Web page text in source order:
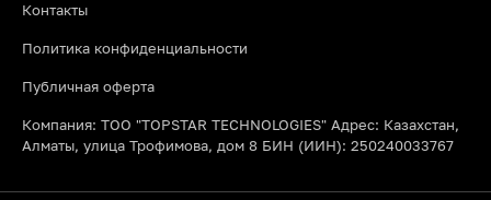
Контакты
Политика конфиденциальности
Публичная оферта
Компания: ТОО "TOPSTAR TECHNOLOGIES" Адрес: Казахстан,
Алматы, улица Трофимова, дом 8 БИН (ИИН): 250240033767